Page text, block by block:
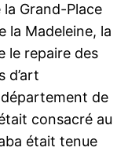
la Grand-Place
la Madeleine, la
le repaire des
d’art
de
consacré au
était tenue